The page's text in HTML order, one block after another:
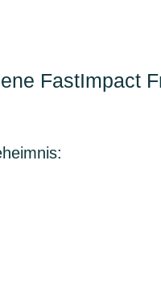
FastImpact